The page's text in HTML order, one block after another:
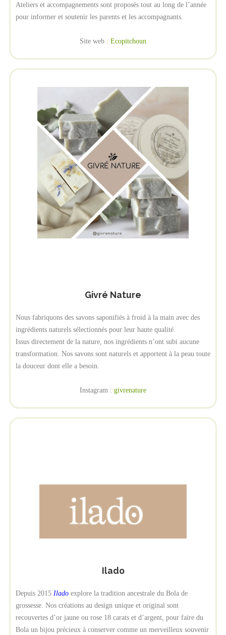
Ateliers et accompagnements sont proposés tout au long de l’année
pour informer et soutenir les parents et les accompagnants.
Site web : Ecopitchoun
Givré Nature
Nous fabriquons des savons saponifiés à froid à la main avec des
ingrédients naturels sélectionnés pour leur haute qualité.
Issus directement de la nature, nos ingrédients n’ont subi aucune
transformation. Nos savons sont naturels et apportent à la peau toute
la douceur dont elle a besoin.
Instagram : givrenature
Ilado
Depuis 2015 Iladoexplore la tradition ancestrale du Bola de
grossesse. Nos créations au design unique et original sont
recouvertes d’or jaune ou rose 18 carats et d’argent, pour faire du
Bola un bijou précieux à conserver comme un merveilleux souvenir